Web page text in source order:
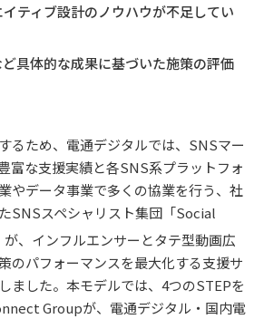
ティブ設計のノウハウが不足してい
具体的な成果に基づいた施策の評価
るため、電通デジタルでは、SNSマー
富な支援実績と各SNS系プラットフォ
やデータ事業で多くの協業を行う、社
SNSスペシャリスト集団「Social
が、インフルエンサーとタテ型動画広
のパフォーマンスを最大化する支援サ
ました。本モデルでは、4つのSTEPを
Groupが、電通デジタル・国内電